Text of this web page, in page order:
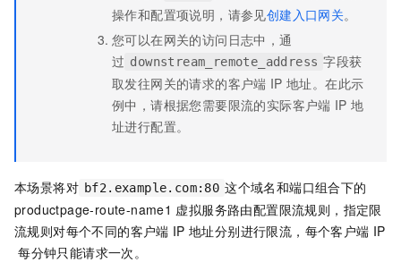
操作和配置项说明，请参见创建入口网关。
您可以在网关的访问日志中，通
过 downstream_remote_address 字段获
取发往网关的请求的客户端 IP 地址。在此示
例中，请根据您需要限流的实际客户端 IP 地
址进行配置。
本场景将对 bf2.example.com:80 这个域名和端口组合下的
productpage-route-name1 虚拟服务路由配置限流规则，指定限
流规则对每个不同的客户端 IP 地址分别进行限流，每个客户端 IP
每分钟只能请求一次。